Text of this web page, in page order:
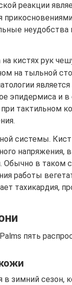
реакции
кистях рук
на тыльной
эпидермиса и
тактильном
системы.
напряжения,
Обычно в таком
работы
тахикардия,
пять
в зимний сезон,